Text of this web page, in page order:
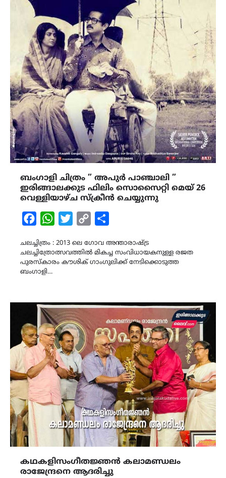
ബംഗാളി ചിത്രം ” അപുർ പാഞ്ചാലി ”
ഇരിങ്ങാലക്കുട ഫിലിം സൊസൈറ്റി മെയ് 26
വെള്ളിയാഴ്ച സ്ക്രീൻ ചെയ്യുന്നു
FacebookWhatsAppTwitterCopy
ചലച്ചിത്രം : 2013 ലെ ഗോവ അന്താരാഷ്ട്ര
ചലച്ചിത്രോത്സവത്തിൽ മികച്ച സംവിധായകനുള്ള രജത
പുരസ്കാരം കൗശിക് ഗാംഗുലിക്ക് നേടിക്കൊടുത്ത
ബംഗാളി…
കഥകളിസംഗീതജ്ഞൻ കലാമണ്ഡലം
രാജേന്ദ്രനെ ആദരിച്ചു